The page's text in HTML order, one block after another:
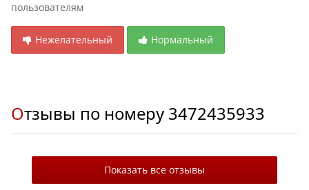
пользователям
Нежелательный Нормальный
Отзывы по номеру 3472435933
Показать все отзывы